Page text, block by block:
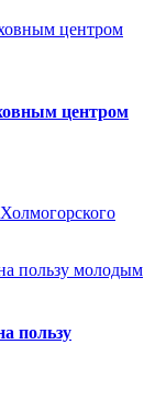
центром
пользу